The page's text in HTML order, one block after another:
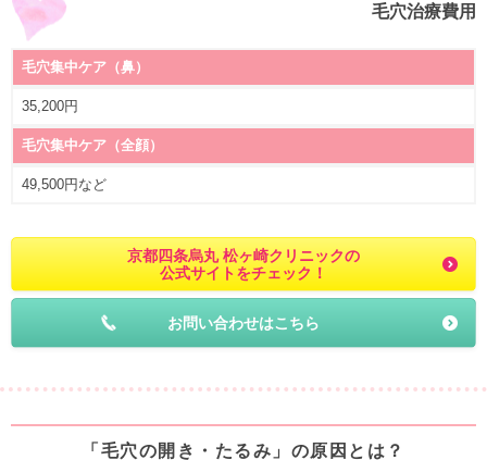
毛穴治療費用
毛穴集中ケア（鼻）
35,200円
毛穴集中ケア（全顔）
49,500円など
京都四条烏丸 松ヶ崎クリニックの
公式サイトをチェック！
お問い合わせはこちら
「毛穴の開き・たるみ」の原因とは？